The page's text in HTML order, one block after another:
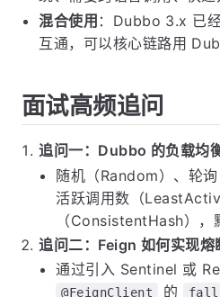
混合使用 ：Dubbo 3.x 已
互通，可以核心链路用
面试高频追问
追问一：Dubbo 的负载均
随机（Random）、轮
活跃调用数（
（ConsistentHash），
追问二：Feign 如何实现熔
通过引入 Sentinel 或
@FeignClient 的